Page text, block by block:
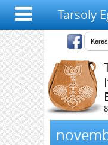
Tarsoly